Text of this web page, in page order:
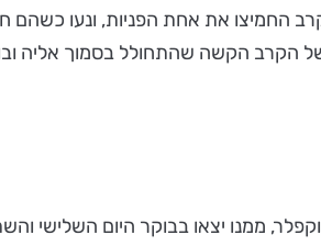
את אחת הפניות, ונעו כשהם
הקשה שהתחולל בסמוך אליה
ממנו יצאו בבוקר היום